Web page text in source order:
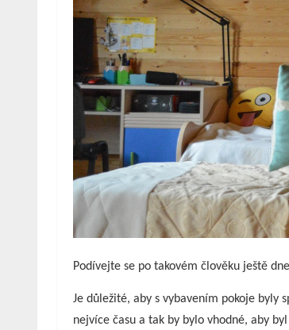
Podívejte se po takovém člověku ještě
Je důležité, aby s vybavením pokoje
nejvíce času a tak by bylo vhodné, aby